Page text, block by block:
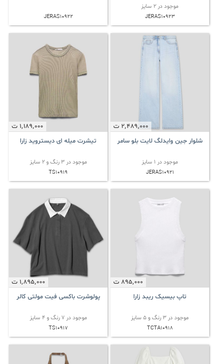
موجود در 2 سایز
JERAS10923
JERAS10922
2٬489٬000 ت
شلوار جین وایدلگ لایت بلو سامر
موجود در 1 سایز
JERAS10921
1٬189٬000 ت
تیشرت میله ای دیستروید زارا
موجود در 3 رنگ و 2 سایز
TS10919
895٬000 ت
تاپ بیسیک ریبد زارا
موجود در 3 رنگ و 5 سایز
TCTA10918
1٬895٬000 ت
پولوشرت باکسی فیت مولتی کالر
موجود در 7 رنگ و 4 سایز
TS10917